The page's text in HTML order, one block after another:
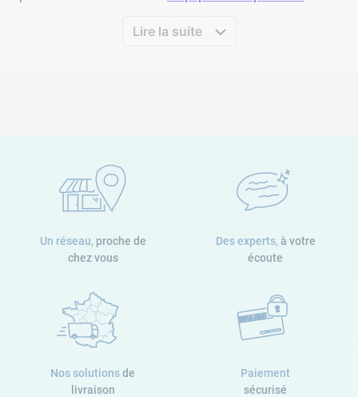
Lire la suite
Un réseau, proche de
chez vous
Des experts, à votre
écoute
Nos solutionsde
livraison
Paiement
sécurisé